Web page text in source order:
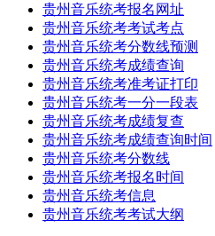
贵州音乐统考报名网址
贵州音乐统考考试考点
贵州音乐统考分数线预测
贵州音乐统考成绩查询
贵州音乐统考准考证打印
贵州音乐统考一分一段表
贵州音乐统考成绩复查
贵州音乐统考成绩查询时间
贵州音乐统考分数线
贵州音乐统考报名时间
贵州音乐统考信息
贵州音乐统考考试大纲